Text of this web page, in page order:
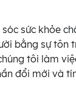
sức khỏe
bằng sự tôn
tôi làm
đổi mới và